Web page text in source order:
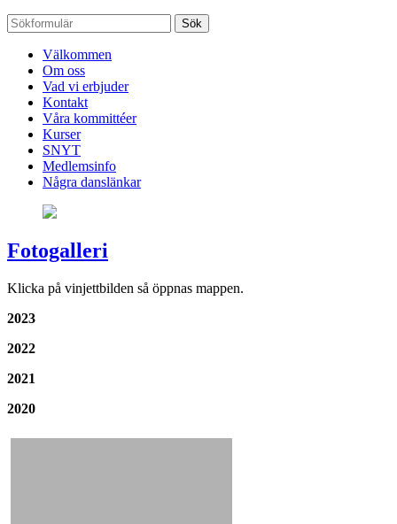
Sök
Välkommen
Om oss
Vad vi erbjuder
Kontakt
Våra kommittéer
Kurser
SNYT
Medlemsinfo
Några danslänkar
Fotogalleri
Klicka på vinjettbilden så öppnas mappen.
2023
2022
2021
2020